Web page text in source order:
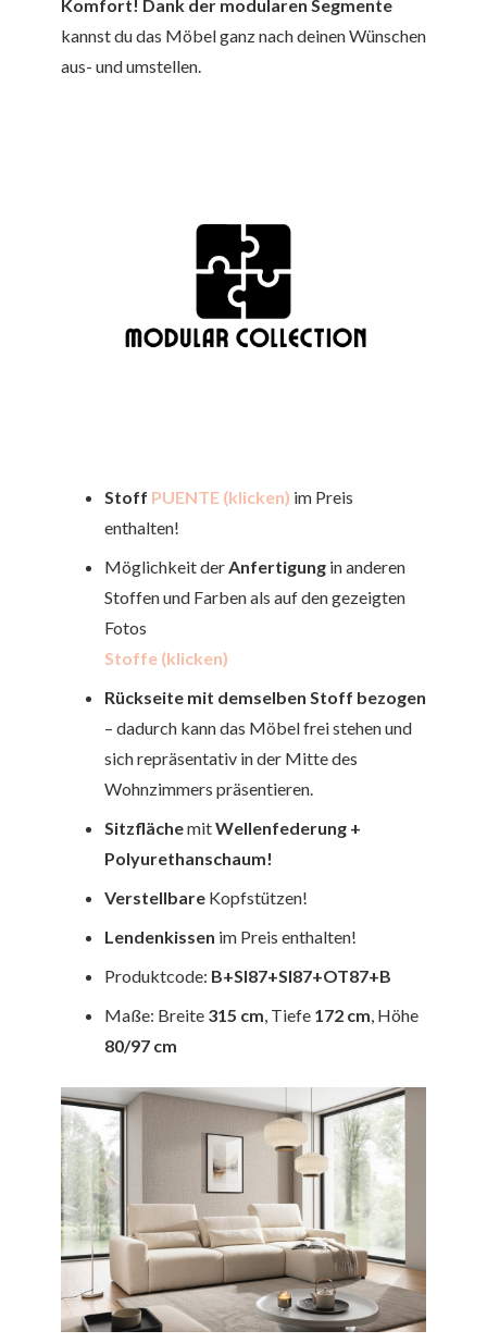
Komfort! Dank der modularen Segmente
kannst du das Möbel ganz nach deinen Wünschen
aus- und umstellen.
Stoff PUENTE (klicken) im Preis
enthalten!
Möglichkeit derAnfertigung in anderen
Stoffen und Farben als auf den gezeigten
Fotos
Stoffe (klicken)
Rückseite mit demselben Stoff bezogen
– dadurch kann das Möbel frei stehen und
sich repräsentativ in der Mitte des
Wohnzimmers präsentieren.
SitzflächemitWellenfederung +
Polyurethanschaum!
Verstellbare Kopfstützen!
Lendenkissen im Preis enthalten!
Produktcode: B+SI87+SI87+OT87+B
Maße: Breite 315 cm, Tiefe 172 cm, Höhe
80/97 cm